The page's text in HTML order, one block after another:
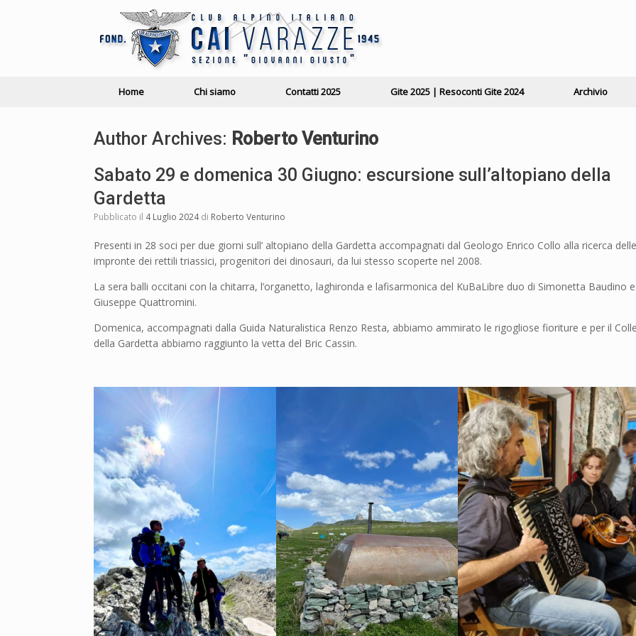
Home Chi siamo Contatti 2025 Gite 2025 | Resoconti Gite 2024 Archivio
Author Archives: Roberto Venturino
Sabato 29 e domenica 30 Giugno: escursione sull’altopiano della
Gardetta
Pubblicato il 4 Luglio 2024 di Roberto Venturino
Presenti in 28 soci per due giorni sull’ altopiano della Gardetta accompagnati dal Geologo Enrico Collo alla ricerca delle
impronte dei rettili triassici, progenitori dei dinosauri, da lui stesso scoperte nel 2008.
La sera balli occitani con la chitarra, l’organetto, laghironda e lafisarmonica del KuBaLibre duo di Simonetta Baudino e
Giuseppe Quattromini.
Domenica, accompagnati dalla Guida Naturalistica Renzo Resta, abbiamo ammirato le rigogliose fioriture e per il
della Gardetta abbiamo raggiunto la vetta del Bric Cassin.